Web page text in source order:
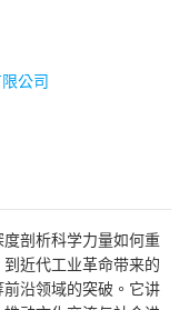
公司
度剖析科学力量如何重
近代工业革命带来的
沿领域的突破。它讲